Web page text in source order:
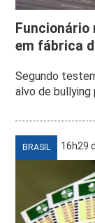
em fábrica
Segundo
alvo de
BRASIL 16h29